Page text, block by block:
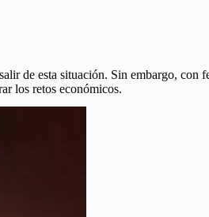
de esta situación. Sin embargo, con
los retos económicos.